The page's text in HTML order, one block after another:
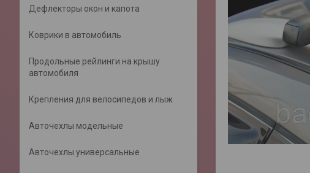
Дефлекторы окон и капота
Коврики в автомобиль
Продольные рейлинги на крышу
автомобиля
Крепления для велосипедов и лыж
Авточехлы модельные
Авточехлы универсальные